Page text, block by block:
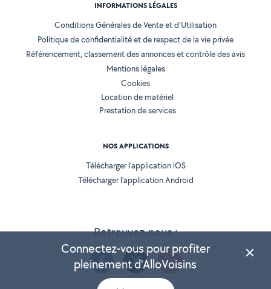
Retrouvez-nous :
INFORMATIONS LÉGALES
Conditions Générales de Vente et d'Utilisation
Politique de confidentialité et de respect de la vie privée
Référencement, classement des annonces et contrôle des avis
Mentions légales
Cookies
Location de matériel
Prestation de services
NOS APPLICATIONS
Télécharger l’application iOS
Télécharger l’application Android
Connectez-vous pour profiter
pleinement d'AlloVoisins